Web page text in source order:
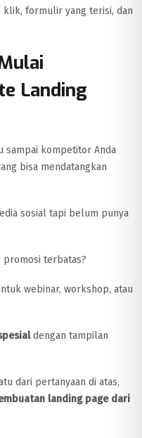
formulir yang terisi, dan
Landing
sampai kompetitor Anda
bisa mendatangkan
sosial tapi belum punya
terbatas?
webinar, workshop, atau
dengan tampilan
dari pertanyaan di atas,
landing page dari